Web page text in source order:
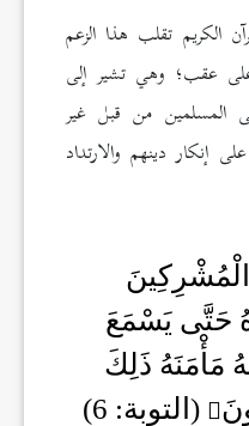
الكريم تقلب هذا الزعم
عقب؛ وهي تشير إلى
المسلمين من قبل غير
إنكار دينهم والارتداد
حَتَّى يَسْمَعَ
مَأْمَنَهُ ذَلِكَ
(التوبة: 6)